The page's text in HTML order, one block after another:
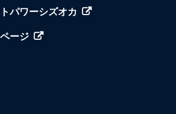
パワーシズオカ
ージ